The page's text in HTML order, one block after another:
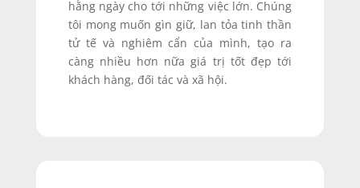
hằng ngày cho tới những việc lớn. Chúng
tôi mong muốn gìn giữ, lan tỏa tinh thần
tử tế và nghiêm cẩn của mình, tạo ra
càng nhiều hơn nữa giá trị tốt đẹp tới
khách hàng, đối tác và xã hội.